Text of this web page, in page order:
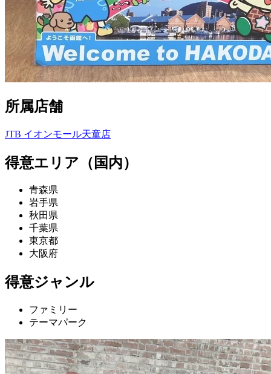
所属店舗
JTB イオンモール天童店
得意エリア（国内）
青森県
岩手県
秋田県
千葉県
東京都
大阪府
得意ジャンル
ファミリー
テーマパーク